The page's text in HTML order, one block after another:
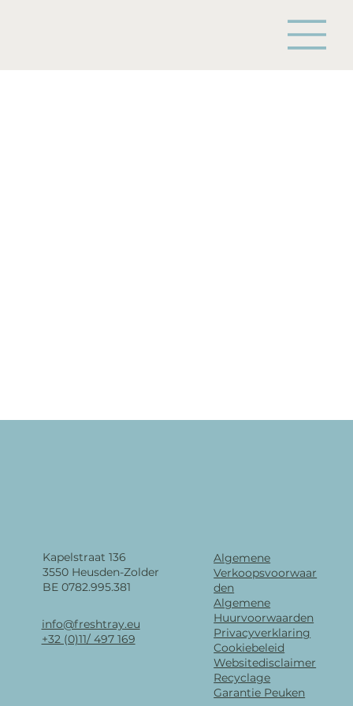
Kapelstraat 136
3550 Heusden-Zolder
BE 0782.995.381
info@freshtray.eu
+32 (0)11/ 497 169
Algemene
Verkoopsvoorwaar
den
Algemene
Huurvoorwaarden
Privacyverklaring
Cookiebeleid
Websitedisclaimer
Recyclage
Garantie Peuken